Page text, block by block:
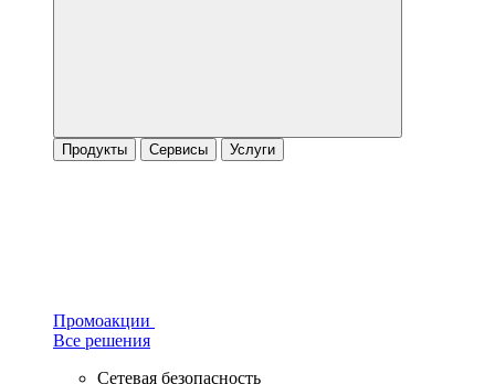
Продукты Сервисы Услуги
Промоакции
Все решения
Сетевая безопасность